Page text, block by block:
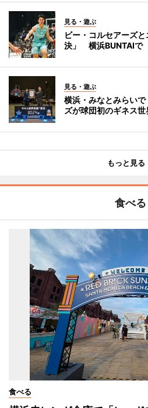
見る・遊ぶ
ビー・コルセアーズ
決」 横浜BUNTAIで
見る・遊ぶ
横浜・みなとみらい
ズが球団初のギネス
もっと見る
食べる
食べる